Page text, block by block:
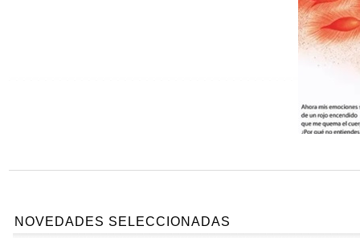
NOVEDADES SELECCIONADAS